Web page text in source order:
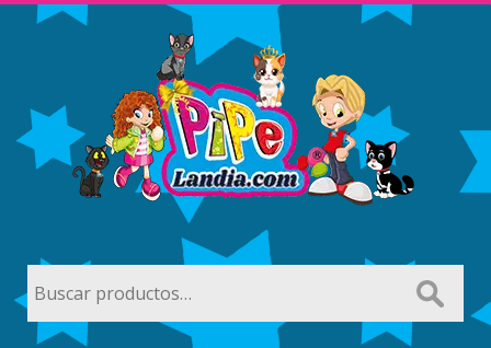
por: